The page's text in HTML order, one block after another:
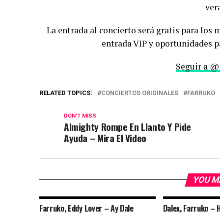
La entrada al concierto será gratis para los
entrada VIP y oportunidades
Seguir a
RELATED TOPICS: CONCIERTOS ORIGINALES FARRUKO
DON'T MISS
Almighty Rompe En Llanto Y Pide
Ayuda – Mira El Video
YOU
Farruko, Eddy Lover – Ay Dale Dalex, Farruko –